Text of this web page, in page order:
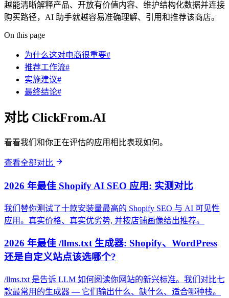
越能清晰解释产品、开放有价值内容、维护结构化数据并连接
购买路径，AI 助手就越容易准确理解、引用和推荐该商店。
On this page
为什么这对电商很重要#
推荐工作流#
实施建议#
最终结论#
对比 ClickFrom.AI
看看我们和你正在评估的应用相比表现如何。
查看全部对比
2026 年最佳 Shopify AI SEO 应用: 实测对比
我们替你测试了十款安装量最高的 Shopify SEO 与 AI 可见性
应用。真实价格、真实优劣势, 并按店铺画像给出推荐。
2026 年最佳 /llms.txt 生成器: Shopify、WordPress
还是自定义站点该选哪个?
/llms.txt 是告诉 LLM 如何阅读你网站的新兴标准。我们对比七
款最常用的生成器 — 它们输出什么、缺什么、适合哪种栈。